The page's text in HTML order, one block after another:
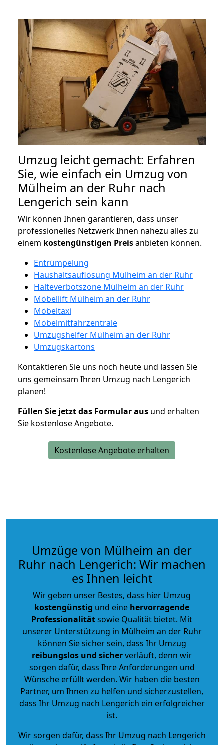
Umzug leicht gemacht: Erfahren
Sie, wie einfach ein Umzug von
Mülheim an der Ruhr nach
Lengerich sein kann
Wir können Ihnen garantieren, dass unser
professionelles Netzwerk Ihnen nahezu alles zu
einem kostengünstigen Preisanbieten können.
Entrümpelung
Haushaltsauflösung Mülheim an der Ruhr
Halteverbotszone Mülheim an der Ruhr
Möbellift Mülheim an der Ruhr
Möbeltaxi
Möbelmitfahrzentrale
Umzugshelfer Mülheim an der Ruhr
Umzugskartons
Kontaktieren Sie uns noch heute und lassen Sie
uns gemeinsam Ihren Umzug nach Lengerich
planen!
Füllen Sie jetzt das Formular aus und erhalten
Sie kostenlose Angebote.
Kostenlose Angebote erhalten
Umzüge von Mülheim an der
Ruhr nach Lengerich: Wir machen
es Ihnen leicht
Wir geben unser Bestes, dass hier Umzug
kostengünstig und eine hervorragende
Professionalitätsowie Qualität bietet. Mit
unserer Unterstützung in Mülheim an der Ruhr
können Sie sicher sein, dass Ihr Umzug
reibungslos und sicherverläuft, denn wir
sorgen dafür, dass Ihre Anforderungen und
Wünsche erfüllt werden. Wir haben die besten
Partner, um Ihnen zu helfen und sicherzustellen,
dass Ihr Umzug nach Lengerich ein erfolgreicher
ist.
Wir sorgen dafür, dass Ihr Umzug nach Lengerich